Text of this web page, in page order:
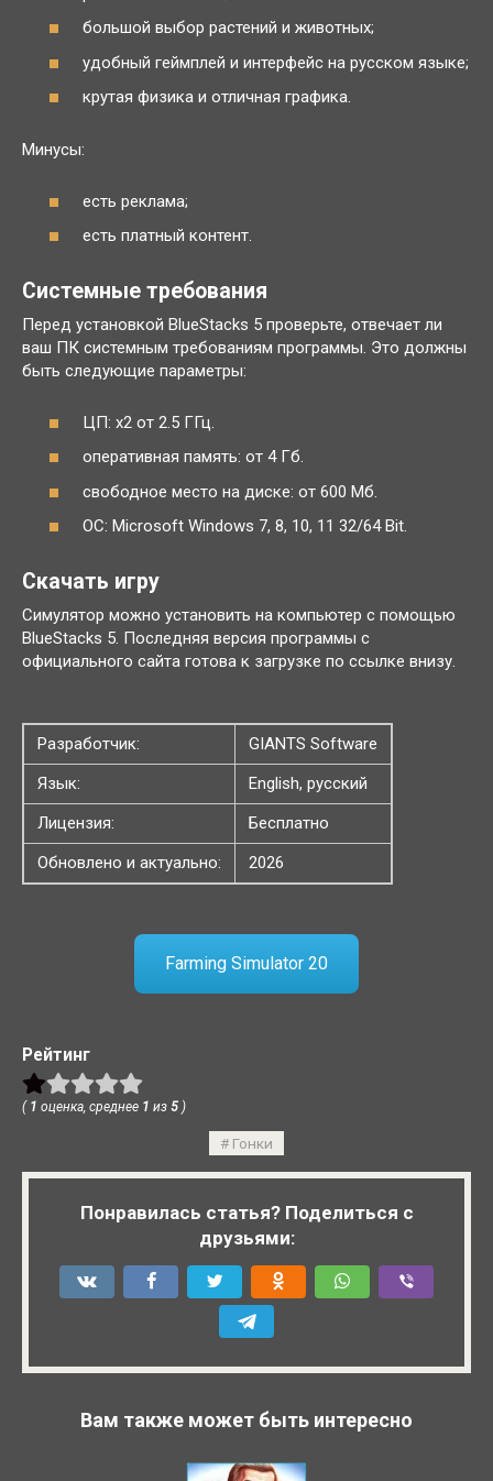
большой выбор растений и животных;
удобный геймплей и интерфейс на русском языке;
крутая физика и отличная графика.
Минусы:
есть реклама;
есть платный контент.
Системные требования
Перед установкой BlueStacks 5 проверьте, отвечает ли
ваш ПК системным требованиям программы. Это должны
быть следующие параметры:
ЦП: x2 от 2.5 ГГц.
оперативная память: от 4 Гб.
свободное место на диске: от 600 Мб.
ОС: Microsoft Windows 7, 8, 10, 11 32/64 Bit.
Скачать игру
Симулятор можно установить на компьютер с помощью
BlueStacks 5. Последняя версия программы с
официального сайта готова к загрузке по ссылке внизу.
Разработчик:
GIANTS Software
Язык:
English, русский
Лицензия:
Бесплатно
Обновлено и актуально:
2026
Farming Simulator 20
Рейтинг
( 1 оценка, среднее 1 из 5 )
Гонки
Понравилась статья? Поделиться с
друзьями:
Вам также может быть интересно